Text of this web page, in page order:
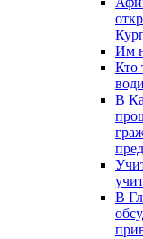
Им
Кто
В
В